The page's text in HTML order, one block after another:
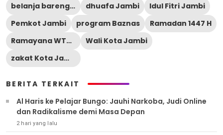
belanja bareng yatim
dhuafa Jambi
Idul Fitri Jambi
Pemkot Jambi
program Baznas
Ramadan 1447 H
Ramayana WTC Batanghari
Wali Kota Jambi
zakat Kota Jambi
BERITA TERKAIT
Al Haris ke Pelajar Bungo: Jauhi Narkoba, Judi Online
dan Radikalisme demi Masa Depan
2 hari yang lalu